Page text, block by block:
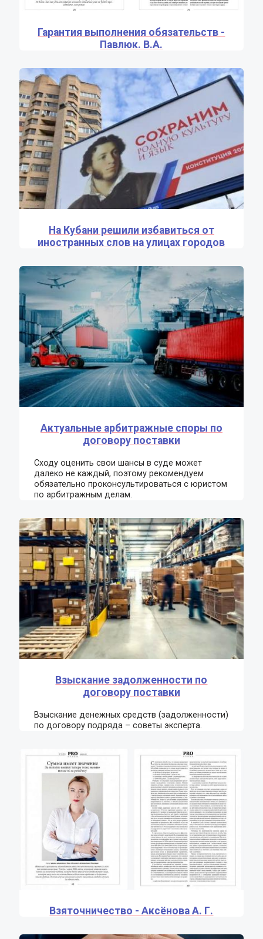
Гарантия выполнения обязательств -
Павлюк. В.А.
На Кубани решили избавиться от
иностранных слов на улицах городов
Актуальные арбитражные споры по
договору поставки
Сходу оценить свои шансы в суде может
далеко не каждый, поэтому рекомендуем
обязательно проконсультироваться с юристом
по арбитражным делам.
Взыскание задолженности по
договору поставки
Взыскание денежных средств (задолженности)
по договору подряда – советы эксперта.
Взяточничество - Аксёнова А. Г.